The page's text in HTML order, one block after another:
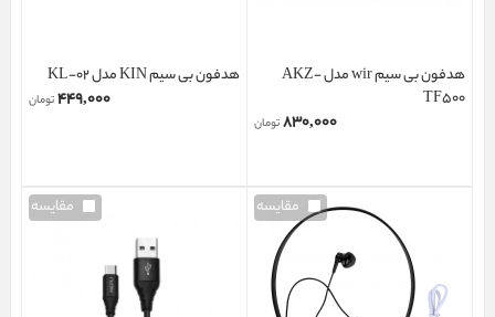
هدفون بی سیم wir مدل AKZ-
TF500
۸۳۰,۰۰۰تومان
هدفون بی سیم KIN مدل KL-02
۴۴۹,۰۰۰تومان
مقایسه مقایسه